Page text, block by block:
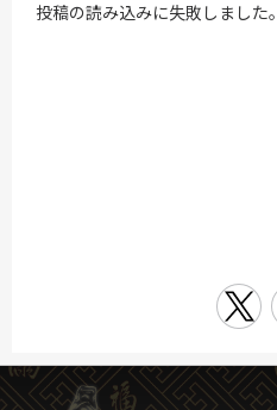
投稿の読み込みに失敗しました。